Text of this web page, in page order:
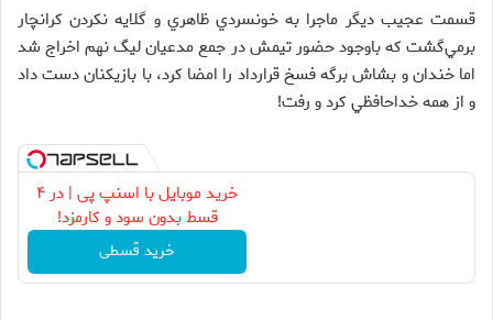
قسمت عجيب ديگر ماجرا به خونسردي ظاهري و گلايه نكردن كرانچار
برمي‌گشت كه باوجود حضور تيمش در جمع مدعيان ليگ نهم اخراج شد
اما خندان و بشاش برگه فسخ قرارداد را امضا کرد، با بازیکنان دست داد
و از همه خداحافظي كرد و رفت!
خرید موبایل با اسنپ پی | در ۴
قسط بدون سود و کارمزد!
خرید قسطی